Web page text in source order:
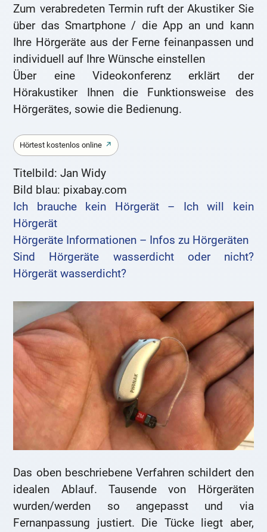
Zum verabredeten Termin ruft der Akustiker Sie
über das Smartphone / die App an und kann
Ihre Hörgeräte aus der Ferne feinanpassen und
individuell auf Ihre Wünsche einstellen
Über eine Videokonferenz erklärt der
Hörakustiker Ihnen die Funktionsweise des
Hörgerätes, sowie die Bedienung.
Hörtest kostenlos online
Titelbild: Jan Widy
Bild blau: pixabay.com
Ich brauche kein Hörgerät – Ich will kein
Hörgerät
Hörgeräte Informationen – Infos zu Hörgeräten
Sind Hörgeräte wasserdicht oder nicht?
Hörgerät wasserdicht?
Das oben beschriebene Verfahren schildert den
idealen Ablauf. Tausende von Hörgeräten
wurden/werden so angepasst und via
Fernanpassung justiert. Die Tücke liegt aber,